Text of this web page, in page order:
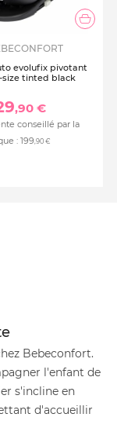
evolufix pivotant
size tinted black
,90 €
conseillé par la
: 199,90 €
Bebeconfort.
l'enfant de
s'incline en
d'accueillir